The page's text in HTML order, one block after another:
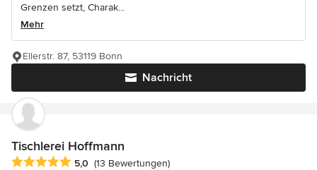
Grenzen setzt, Charak...
Mehr
Nachricht
Ellerstr. 87, 53119 Bonn
Tischlerei Hoffmann
Durchschnittliche Bewertung: 5 von 5 Sternen
5,0 (13 Bewertungen)